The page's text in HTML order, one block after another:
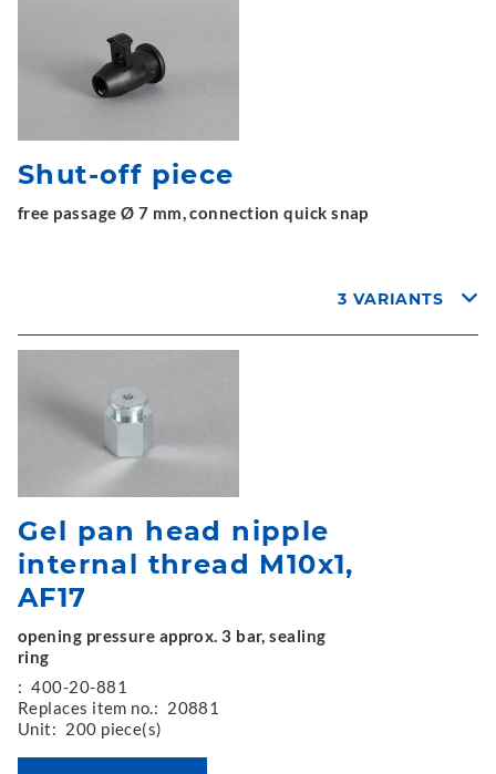
Shut-off piece
free passage Ø 7 mm, connection quick snap
3 VARIANTS
Gel pan head nipple
internal thread M10x1,
AF17
opening pressure approx. 3 bar, sealing
ring
: 400-20-881
Replaces item no.: 20881
Unit: 200 piece(s)